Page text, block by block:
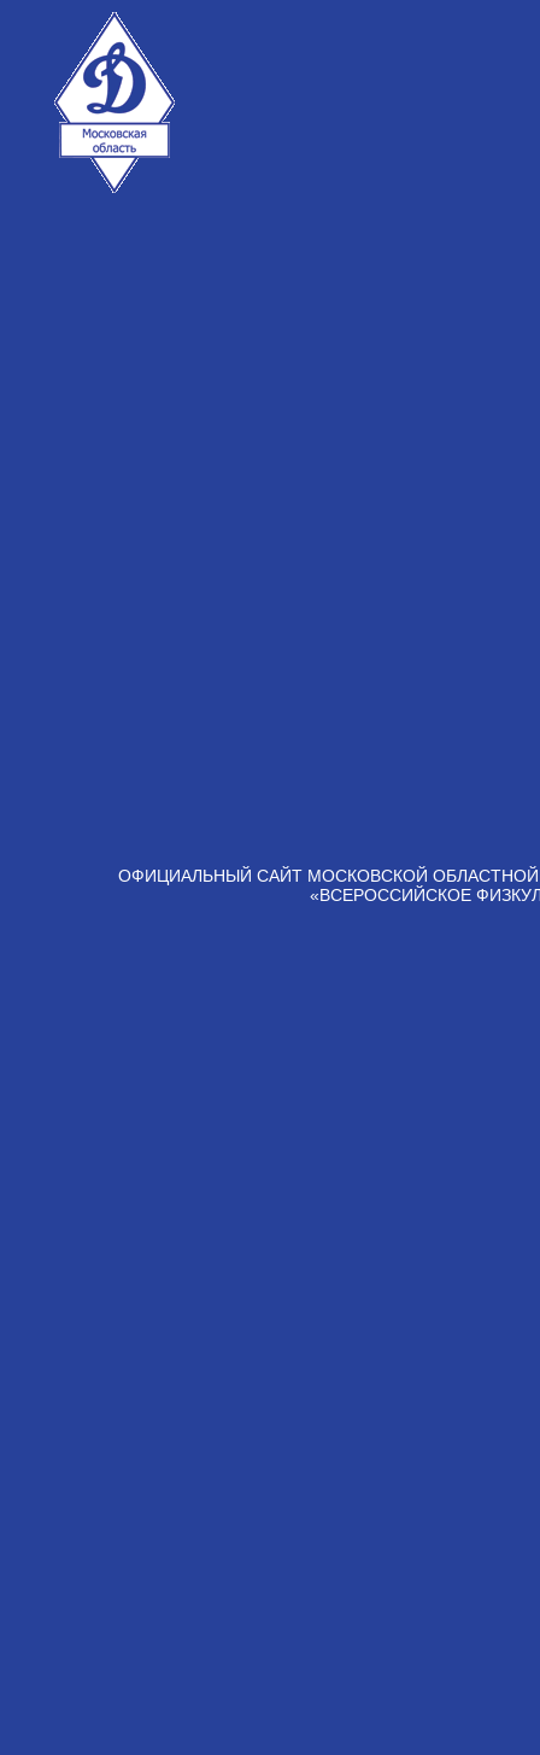
ОФИЦИАЛЬНЫЙ САЙТ МОСКОВСКОЙ
«ВСЕРОССИЙСКОЕ